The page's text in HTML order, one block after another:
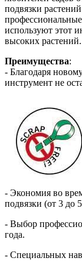
подвязки
используют этот
высоких растений.
Преимущества:
- Благодаря
инструмент не
- Экономия во
подвязки (от 3 до
- Выбор
года.
- Специальных